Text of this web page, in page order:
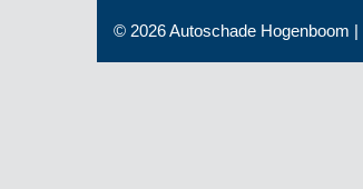
© 2026 Autoschade Hogenboom |